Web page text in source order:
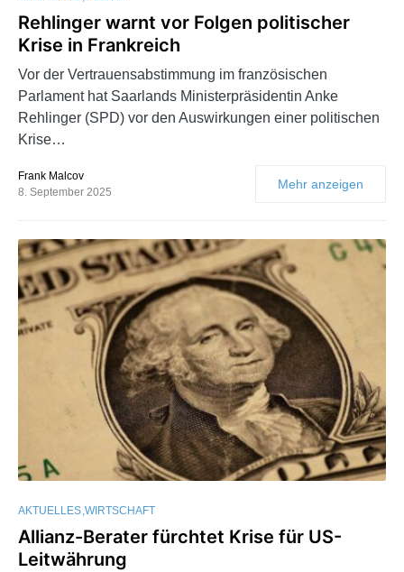
Rehlinger warnt vor Folgen politischer
Krise in Frankreich
Vor der Vertrauensabstimmung im französischen
Parlament hat Saarlands Ministerpräsidentin Anke
Rehlinger (SPD) vor den Auswirkungen einer politischen
Krise…
Frank Malcov
8. September 2025
Mehr anzeigen
AKTUELLES WIRTSCHAFT
Allianz-Berater fürchtet Krise für US-
Leitwährung